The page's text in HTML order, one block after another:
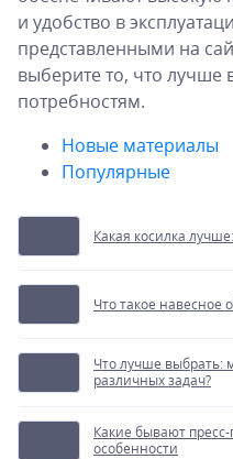
и удобство в
представленными на
выберите то, что лучше
потребностям.
Новые материалы
Популярные
Какая косилка
Что такое навесное
Что лучше выбрать:
различных задач?
Какие бывают
особенности